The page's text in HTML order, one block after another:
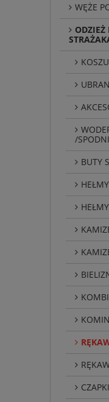
WĘŻE
ODZIEŻ
/
BUTY
HEŁMY